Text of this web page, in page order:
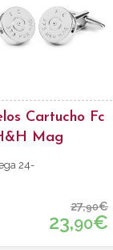
Cartucho Fc
Mag
24-
27,90€
23,90€